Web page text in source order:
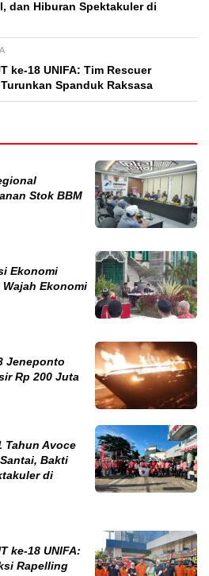
dan Hiburan Spektakuler di
ke-18 UNIFA: Tim Rescuer
Spanduk Raksasa
Stok BBM
Ekonomi
Wajah Ekonomi
Jeneponto
Rp 200 Juta
Tahun Avoce
Bakti
di
ke-18 UNIFA:
Rapelling